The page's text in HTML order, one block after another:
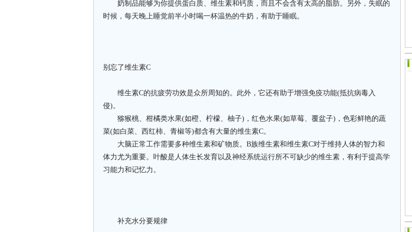
奶制品能够为你提供蛋白质、维生素和钙质，而且不会含有太高的脂肪。另外，失眠的
时候，每天晚上睡觉前半小时喝一杯温热的牛奶，有助于睡眠。
别忘了维生素C
维生素C的抗疲劳功效是众所周知的。此外，它还有助于增强免疫功能(抵抗病毒入
侵)。
猕猴桃、柑橘类水果(如橙、柠檬、柚子)，红色水果(如草莓、覆盆子)，色彩鲜艳的蔬
菜(如白菜、西红柿、青椒等)都含有大量的维生素C。
大脑正常工作需要多种维生素和矿物质。B族维生素和维生素C对于维持人体的智力和
体力尤为重要。叶酸是人体生长发育以及神经系统运行所不可缺少的维生素，有利于提高学
习能力和记忆力。
补充水分要规律